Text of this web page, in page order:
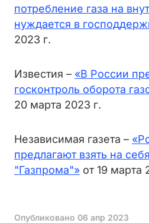
потребление газа на
нуждается в
2023 г.
Известия – «В России
госконтроль оборота
20 марта 2023 г.
Независимая газета –
предлагают взять на
"Газпрома"» от 19 марта
Опубликовано 06 апр 2023